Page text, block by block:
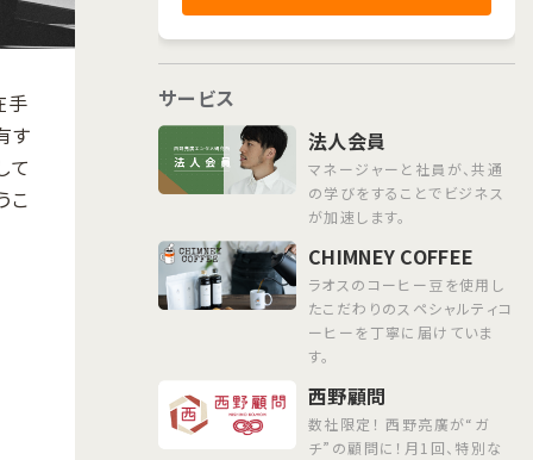
手
す
て
こ
サービス
法人会員
マネージャーと社員が、共通
の学びをすることでビジネス
が加速します。
CHIMNEY COFFEE
ラオスのコーヒー豆を使用し
たこだわりのスペシャルティコ
ーヒーを丁寧に届けていま
す。
西野顧問
数社限定！ 西野亮廣が“ガ
チ”の顧問に！月1回、特別な